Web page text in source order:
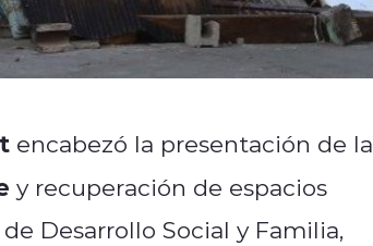
encabezó la presentación de la
y recuperación de espacios
Desarrollo Social y Familia,